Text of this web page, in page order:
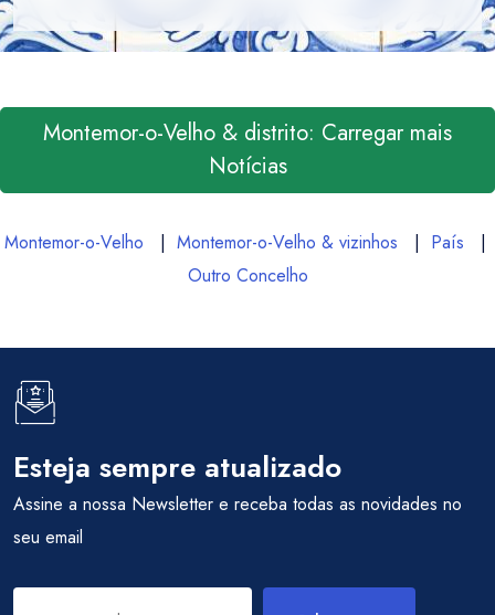
Montemor-o-Velho & distrito: Carregar mais
Notícias
Montemor-o-Velho | Montemor-o-Velho & vizinhos | País |
Outro Concelho
Esteja sempre atualizado
Assine a nossa Newsletter e receba todas as novidades no
seu email